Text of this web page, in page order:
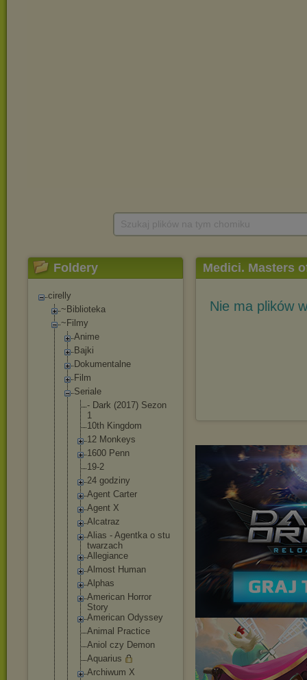
Foldery
cirelly
~Biblioteka
~Filmy
Anime
Bajki
Dokumentalne
Film
Seriale
- Dark (2017) Sezon
1
10th Kingdom
12 Monkeys
1600 Penn
19-2
24 godziny
Agent Carter
Agent X
Alcatraz
Alias - Agentka o stu
twarzach
Allegiance
Almost Human
Alphas
American Horror
Story
American Odyssey
Animal Practice
Aniol czy Demon
Aquarius
Archiwum X
Medici. Masters
Nie ma plików